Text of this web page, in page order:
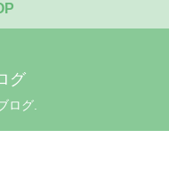
グ
ログ.